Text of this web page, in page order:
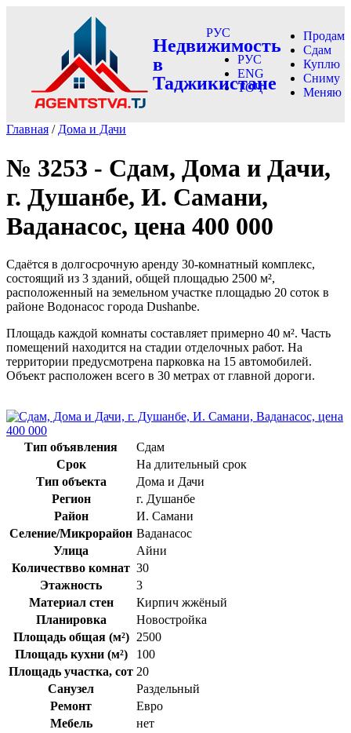
Недвижимость
в
Таджикистане
РУС
РУС
ENG
ТОҶ
Продам
Сдам
Куплю
Сниму
Меняю
Главная / Дома и Дачи
№ 3253 - Сдам, Дома и Дачи,
г. Душанбе, И. Самани,
Ваданасос, цена 400 000
Сдаётся в долгосрочную аренду 30-комнатный комплекс,
состоящий из 3 зданий, общей площадью 2500 м²,
расположенный на земельном участке площадью 20 соток в
районе Водонасос города Dushanbe.
Площадь каждой комнаты составляет примерно 40 м². Часть
помещений находится на стадии отделочных работ. На
территории предусмотрена парковка на 15 автомобилей.
Объект расположен всего в 30 метрах от главной дороги.
Тип объявления
Сдам
Срок
На длительный срок
Тип объекта
Дома и Дачи
Регион
г. Душанбе
Район
И. Самани
Селение/Микрорайон Ваданасос
Улица
Айни
Количествво комнат 30
Этажность
3
Материал стен
Кирпич жжёный
Планировка
Новостройка
Площадь общая (м²)
2500
Площадь кухни (м²)
100
Площадь участка, сот 20
Санузел
Раздельный
Ремонт
Евро
Мебель
нет